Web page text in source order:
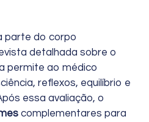
parte do corpo
detalhada sobre o
permite ao médico
reflexos, equilíbrio e
essa avaliação, o
complementares para